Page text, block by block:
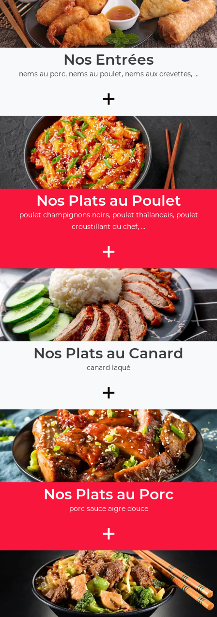
Nos Entrées
nems au porc, nems au poulet, nems aux crevettes, ...
+
Nos Plats au Poulet
poulet champignons noirs, poulet thaïlandais, poulet
croustillant du chef, ...
+
Nos Plats au Canard
canard laqué
+
Nos Plats au Porc
porc sauce aigre douce
+